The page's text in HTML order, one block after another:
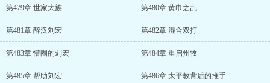
第479章 世家大族 第480章 黄巾之乱
第481章 醉汉刘宏 第482章 混合双打
第483章 懵圈的刘宏 第484章 重启州牧
第485章 帮助刘宏 第486章 太平教背后的推手